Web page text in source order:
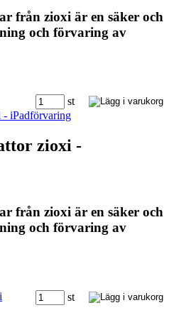
från zioxi är en säker och
och förvaring av
st
zioxi -
från zioxi är en säker och
och förvaring av
st